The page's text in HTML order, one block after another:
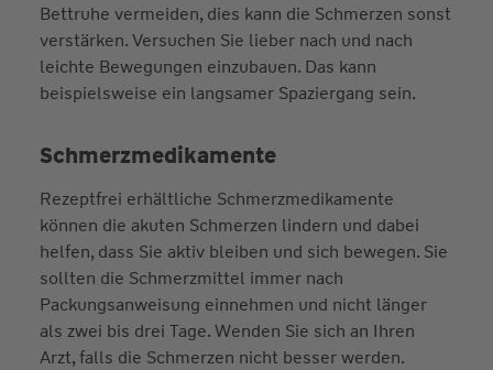
Bettruhe vermeiden, dies kann die Schmerzen sonst
verstärken. Versuchen Sie lieber nach und nach
leichte Bewegungen einzubauen. Das kann
beispielsweise ein langsamer Spaziergang sein.
Schmerzmedikamente
Rezeptfrei erhältliche Schmerzmedikamente
können die akuten Schmerzen lindern und dabei
helfen, dass Sie aktiv bleiben und sich bewegen. Sie
sollten die Schmerzmittel immer nach
Packungsanweisung einnehmen und nicht länger
als zwei bis drei Tage. Wenden Sie sich an Ihren
Arzt, falls die Schmerzen nicht besser werden.